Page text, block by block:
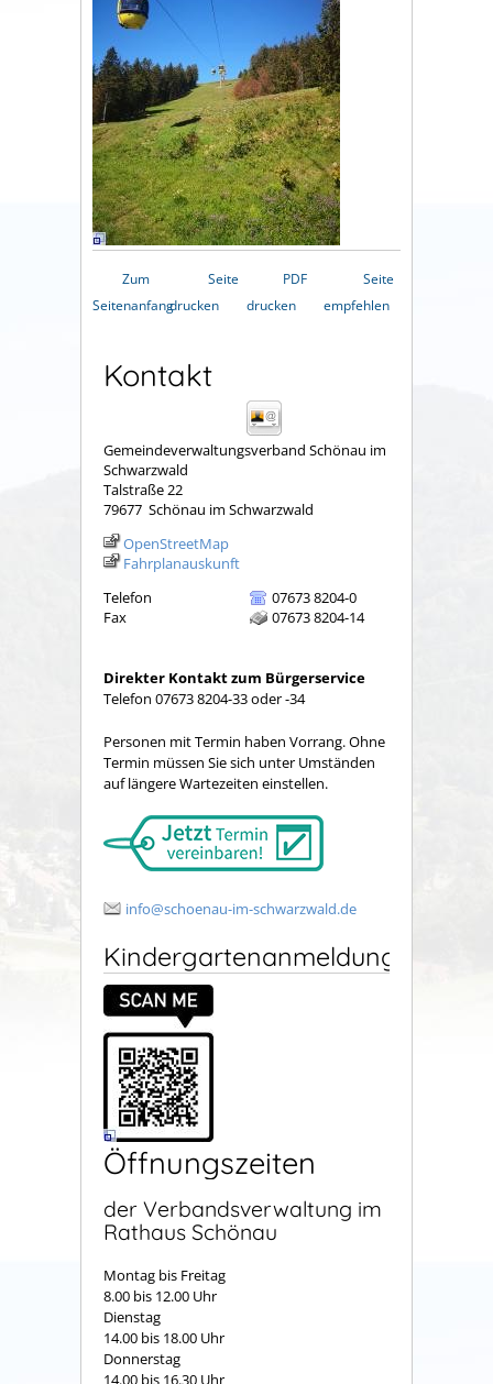
Zum
Seitenanfang
Seite
drucken
PDF
drucken
Seite
empfehlen
Kontakt
Gemeindeverwaltungsverband Schönau im
Schwarzwald
Talstraße 22
79677 Schönau im Schwarzwald
OpenStreetMap
Fahrplanauskunft
Telefon
07673 8204-0
Fax
07673 8204-14
Direkter Kontakt zum Bürgerservice
Telefon 07673 8204-33 oder -34
Personen mit Termin haben Vorrang. Ohne
Termin müssen Sie sich unter Umständen
auf längere Wartezeiten einstellen.
info@schoenau-im-schwarzwald.de
Kindergartenanmeldung
Öffnungszeiten
der Verbandsverwaltung im
Rathaus Schönau
Montag bis Freitag
8.00 bis 12.00 Uhr
Dienstag
14.00 bis 18.00 Uhr
Donnerstag
14.00 bis 16.30 Uhr